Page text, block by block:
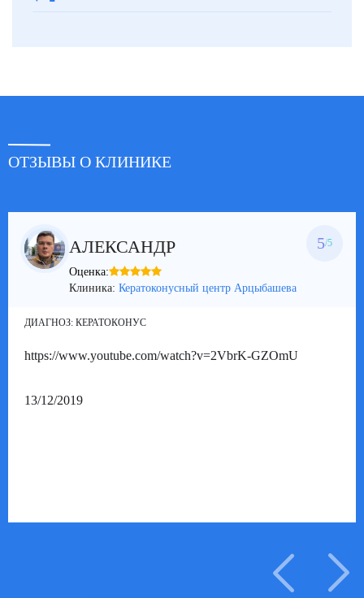
ОТЗЫВЫ О КЛИНИКЕ
АЛЕКСАНДР 5/5
Оценка:
Клиника: Кератоконусный центр Арцыбашева
ДИАГНОЗ: КЕРАТОКОНУС
https://www.youtube.com/watch?v=2VbrK-GZOmU
13/12/2019